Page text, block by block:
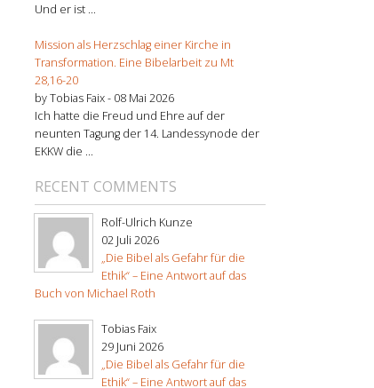
Und er ist ...
Mission als Herzschlag einer Kirche in
Transformation. Eine Bibelarbeit zu Mt
28,16-20
by Tobias Faix - 08 Mai 2026
Ich hatte die Freud und Ehre auf der
neunten Tagung der 14. Landessynode der
EKKW die ...
RECENT COMMENTS
Rolf-Ulrich Kunze
02 Juli 2026
„Die Bibel als Gefahr für die
Ethik“ – Eine Antwort auf das
Buch von Michael Roth
Tobias Faix
29 Juni 2026
„Die Bibel als Gefahr für die
Ethik“ – Eine Antwort auf das